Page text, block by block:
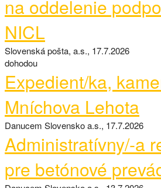
na oddelenie
NICL
Slovenská pošta, a.s., 17.7.2026
dohodou
Expedient/ka,
Mníchova Lehota
Danucem Slovensko a.s., 17.7.2026
Administratívny/-a
pre betónové